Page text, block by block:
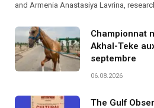
and Armenia Anastasiya Lavrina,
Championnat
Akhal-Teke
septembre
06.08.2026
The Gulf